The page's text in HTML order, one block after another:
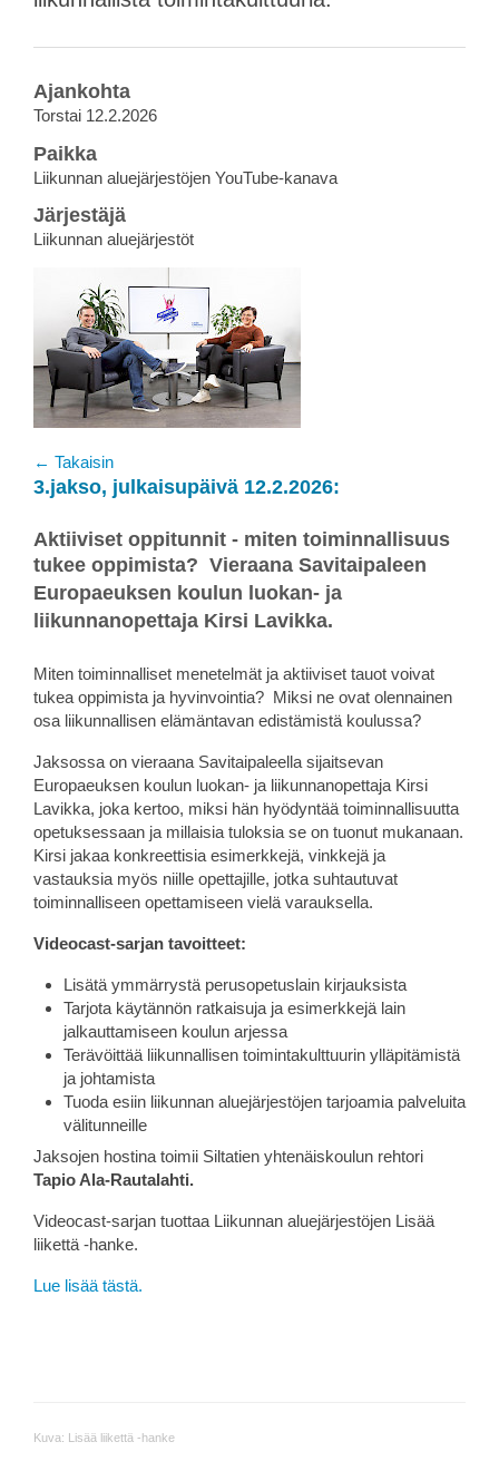
Ajankohta
Torstai 12.2.2026
Paikka
Liikunnan aluejärjestöjen YouTube-kanava
Järjestäjä
Liikunnan aluejärjestöt
← Takaisin
3.jakso, julkaisupäivä 12.2.2026:
Aktiiviset oppitunnit - miten toiminnallisuus
tukee oppimista? Vieraana Savitaipaleen
Europaeuksen koulun luokan- ja
liikunnanopettaja Kirsi Lavikka.
Miten toiminnalliset menetelmät ja aktiiviset tauot voivat
tukea oppimista ja hyvinvointia? Miksi ne ovat olennainen
osa liikunnallisen elämäntavan edistämistä koulussa?
Jaksossa on vieraana Savitaipaleella sijaitsevan
Europaeuksen koulun luokan- ja liikunnanopettaja Kirsi
Lavikka, joka kertoo, miksi hän hyödyntää toiminnallisuutta
opetuksessaan ja millaisia tuloksia se on tuonut mukanaan.
Kirsi jakaa konkreettisia esimerkkejä, vinkkejä ja
vastauksia myös niille opettajille, jotka suhtautuvat
toiminnalliseen opettamiseen vielä varauksella.
Videocast-sarjan tavoitteet:
Lisätä ymmärrystä perusopetuslain kirjauksista
Tarjota käytännön ratkaisuja ja esimerkkejä lain
jalkauttamiseen koulun arjessa
Terävöittää liikunnallisen toimintakulttuurin ylläpitämistä
ja johtamista
Tuoda esiin liikunnan aluejärjestöjen tarjoamia palveluita
välitunneille
Jaksojen hostina toimii Siltatien yhtenäiskoulun rehtori
Tapio Ala-Rautalahti.
Videocast-sarjan tuottaa Liikunnan aluejärjestöjen Lisää
liikettä -hanke.
Lue lisää tästä.
Kuva: Lisää liikettä -hanke